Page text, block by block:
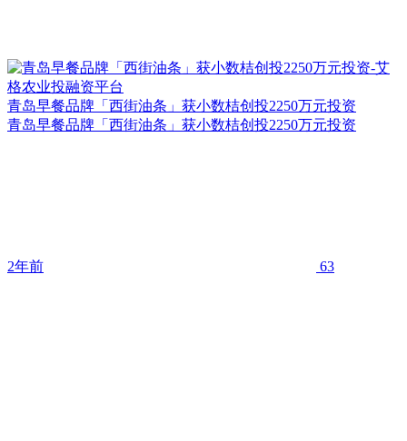
青岛早餐品牌「西街油条」获小数桔创投2250万元投资
青岛早餐品牌「西街油条」获小数桔创投2250万元投资
2年前 63